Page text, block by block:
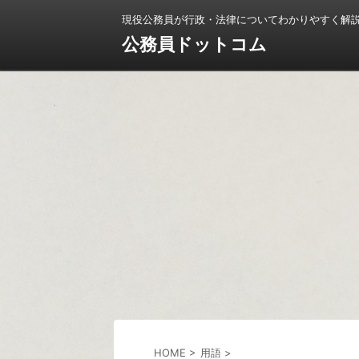
現役公務員が行政・法律についてわかりやすく解
公務員ドットコム
HOME > 用語 >